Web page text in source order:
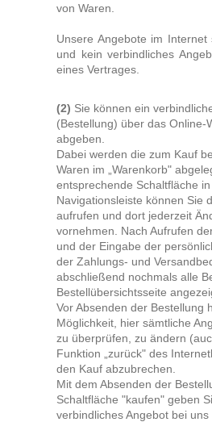
von Waren
Unsere Angebote im Internet
und kein verbindliches
eines Vertrages.
(2) Sie können ein
(Bestellung) über das Online-
abgeben.
Dabei werden die zum Kauf
Waren im „Warenkorb"
entsprechende Schaltfläche
Navigationsleiste können Sie
aufrufen und dort jederzeit
vornehmen. Nach Aufrufen
und der Eingabe der
der Zahlungs- und
abschließend nochmals alle
Bestellübersichtsseite
Vor Absenden der Bestellung
Möglichkeit, hier sämtliche
zu überprüfen, zu ändern
Funktion „zurück" des
den Kauf abzubrechen.
Mit dem Absenden der
Schaltfläche "kaufen" geben
verbindliches Angebot bei uns